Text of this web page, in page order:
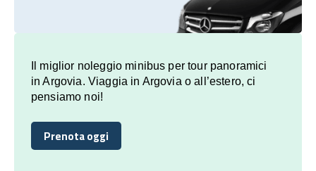
Il miglior noleggio minibus per tour panoramici
in Argovia. Viaggia in Argovia o all’estero, ci
pensiamo noi!
Prenota oggi
Prenota oggi